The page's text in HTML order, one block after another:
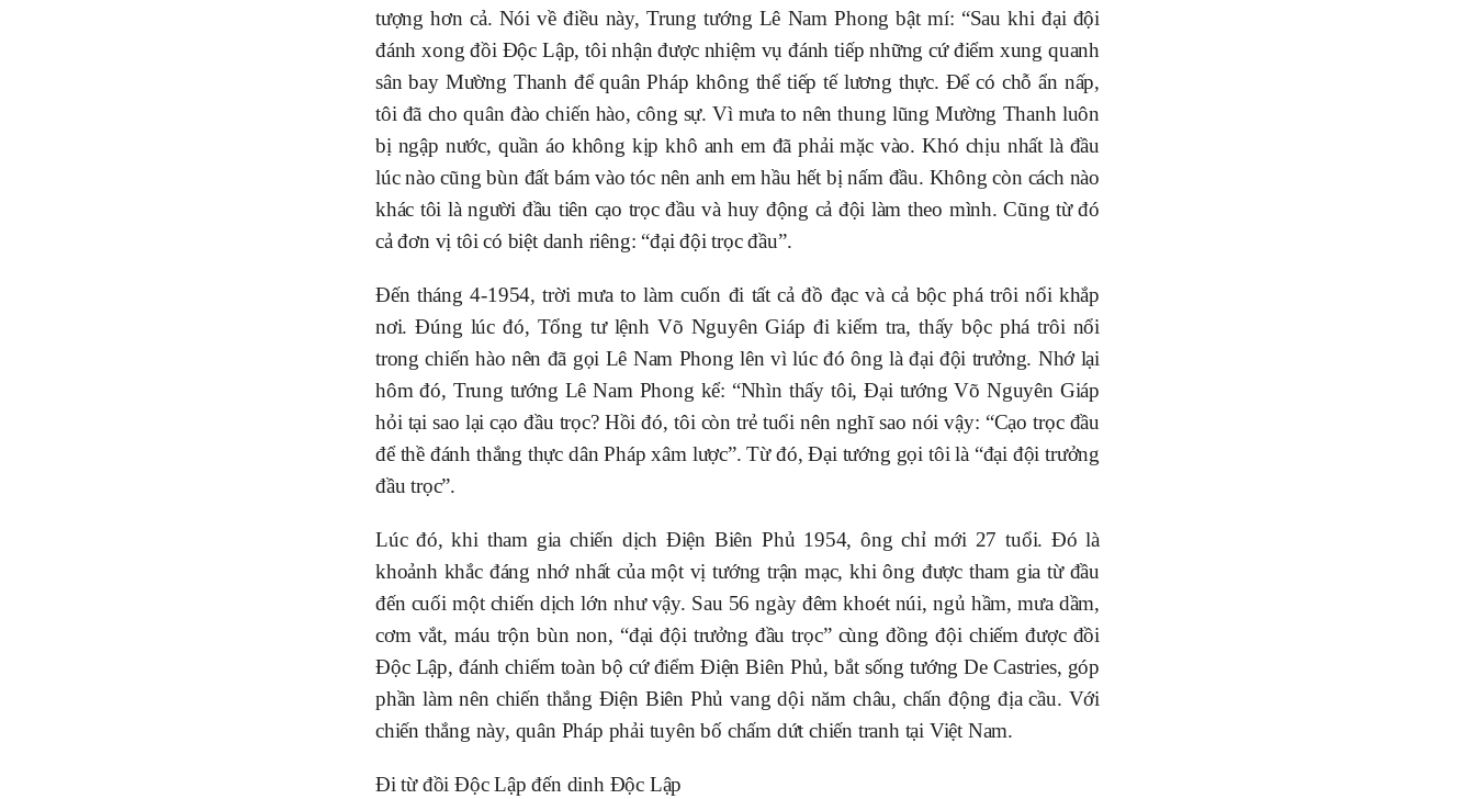
tượng hơn cả. Nói về điều này, Trung tướng Lê Nam Phong bật mí: “Sau khi đại đội
đánh xong đồi Độc Lập, tôi nhận được nhiệm vụ đánh tiếp những cứ điểm xung quanh
sân bay Mường Thanh để quân Pháp không thể tiếp tế lương thực. Để có chỗ ẩn nấp,
tôi đã cho quân đào chiến hào, công sự. Vì mưa to nên thung lũng Mường Thanh luôn
bị ngập nước, quần áo không kịp khô anh em đã phải mặc vào. Khó chịu nhất là đầu
lúc nào cũng bùn đất bám vào tóc nên anh em hầu hết bị nấm đầu. Không còn cách nào
khác tôi là người đầu tiên cạo trọc đầu và huy động cả đội làm theo mình. Cũng từ đó
cả đơn vị tôi có biệt danh riêng: “đại đội trọc đầu”.
Đến tháng 4-1954, trời mưa to làm cuốn đi tất cả đồ đạc và cả bộc phá trôi nổi khắp
nơi. Đúng lúc đó, Tổng tư lệnh Võ Nguyên Giáp đi kiểm tra, thấy bộc phá trôi nổi
trong chiến hào nên đã gọi Lê Nam Phong lên vì lúc đó ông là đại đội trưởng. Nhớ lại
hôm đó, Trung tướng Lê Nam Phong kể: “Nhìn thấy tôi, Đại tướng Võ Nguyên Giáp
hỏi tại sao lại cạo đầu trọc? Hồi đó, tôi còn trẻ tuổi nên nghĩ sao nói vậy: “Cạo trọc đầu
để thề đánh thắng thực dân Pháp xâm lược”. Từ đó, Đại tướng gọi tôi là “đại đội trưởng
đầu trọc”.
Lúc đó, khi tham gia chiến dịch Điện Biên Phủ 1954, ông chỉ mới 27 tuổi. Đó là
khoảnh khắc đáng nhớ nhất của một vị tướng trận mạc, khi ông được tham gia từ đầu
đến cuối một chiến dịch lớn như vậy. Sau 56 ngày đêm khoét núi, ngủ hầm, mưa dầm,
cơm vắt, máu trộn bùn non, “đại đội trưởng đầu trọc” cùng đồng đội chiếm được đồi
Độc Lập, đánh chiếm toàn bộ cứ điểm Điện Biên Phủ, bắt sống tướng De Castries, góp
phần làm nên chiến thắng Điện Biên Phủ vang dội năm châu, chấn động địa cầu. Với
chiến thắng này, quân Pháp phải tuyên bố chấm dứt chiến tranh tại Việt Nam.
Đi từ đồi Độc Lập đến dinh Độc Lập